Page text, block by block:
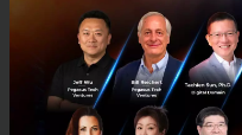
TTB Fintech